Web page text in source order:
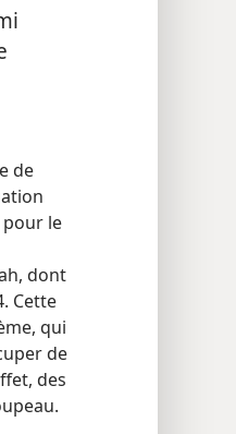
de
le
dont
Cette
qui
de
des